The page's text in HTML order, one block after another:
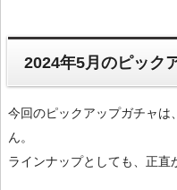
2024年5月のピック
今回のピックアップガチャは
ん。
ラインナップとしても、正直